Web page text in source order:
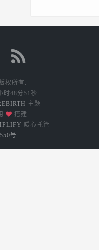
权所有.
时48分51秒
主题
搭建
暖心托管
号